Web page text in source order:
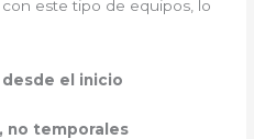
este tipo de equipos, lo
el inicio
no temporales